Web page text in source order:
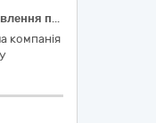
Послуги поточного ремонту з відновлення працездатності ліфта на об’єкті за адресою: вул. Литвинського, 64, під’їзд 1, реєстр.№ 27970 у Дарницькому районі м. Києва
компанія